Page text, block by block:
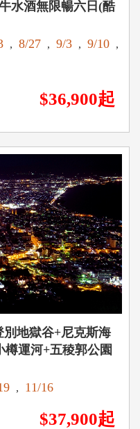
水酒無限暢六日(酷
, 8/27 , 9/3 , 9/10 ,
$36,900起
地獄谷+尼克斯海
樽運河+五稜郭公園
, 11/16
$37,900起